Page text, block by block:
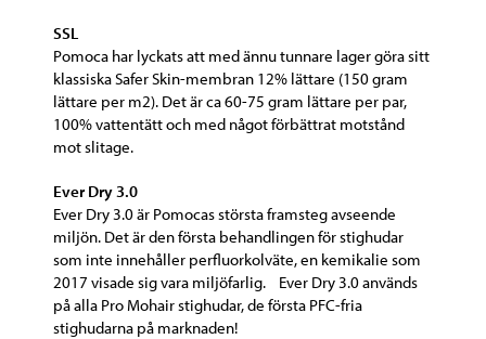
SSL
Pomoca har lyckats att med ännu tunnare lager göra sitt
klassiska Safer Skin-membran 12% lättare (150 gram
lättare per m2). Det är ca 60-75 gram lättare per par,
100% vattentätt och med något förbättrat motstånd
mot slitage.
Ever Dry 3.0
Ever Dry 3.0 är Pomocas största framsteg avseende
miljön. Det är den första behandlingen för stighudar
som inte innehåller perfluorkolväte, en kemikalie som
2017 visade sig vara miljöfarlig. Ever Dry 3.0 används
på alla Pro Mohair stighudar, de första PFC-fria
stighudarna på marknaden!